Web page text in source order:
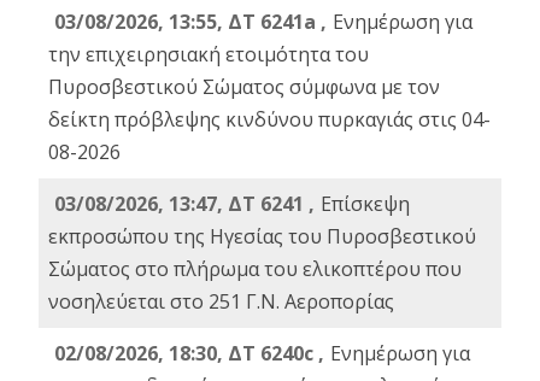
03/08/2026, 13:55, ΔΤ 6241a , Ενημέρωση για
την επιχειρησιακή ετοιμότητα του
Πυροσβεστικού Σώματος σύμφωνα με τον
δείκτη πρόβλεψης κινδύνου πυρκαγιάς στις 04-
08-2026
03/08/2026, 13:47, ΔΤ 6241 , Επίσκεψη
εκπροσώπου της Ηγεσίας του Πυροσβεστικού
Σώματος στο πλήρωμα του ελικοπτέρου που
νοσηλεύεται στο 251 Γ.Ν. Αεροπορίας
02/08/2026, 18:30, ΔΤ 6240c , Ενημέρωση για